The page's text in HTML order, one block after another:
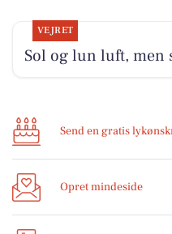
VEJRET
Sol og lun luft,
Send en gratis
Opret mindeside